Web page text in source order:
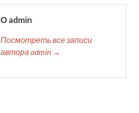
О admin
Посмотреть все записи
автора admin →